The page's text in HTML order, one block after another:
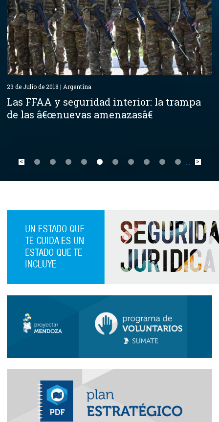
23 de Julio de 2018 | Argentina
Las FFAA y seguridad interior: la trampa
de las â€œnuevas amenazasâ€
< >